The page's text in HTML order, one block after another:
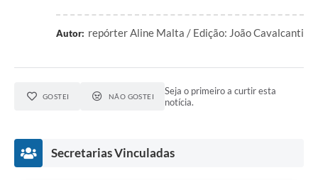
Autor: repórter Aline Malta / Edição: João Cavalcanti
GOSTEI NÃO GOSTEI
Seja o primeiro a curtir esta
notícia.
Secretarias Vinculadas